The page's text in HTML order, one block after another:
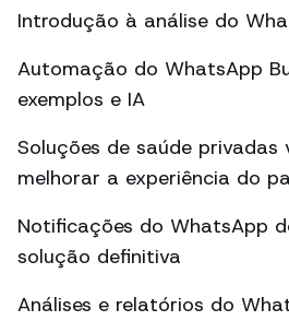
Introdução à análise do
Automação do WhatsApp
exemplos e IA
Soluções de saúde
melhorar a experiência do
Notificações do WhatsApp
solução definitiva
Análises e relatórios do